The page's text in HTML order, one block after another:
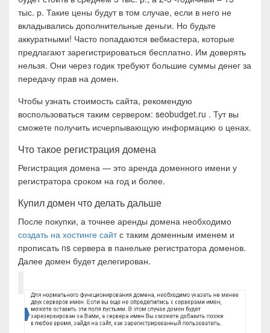
тыс. р. Такие цены будут в том случае, если в него не
вкладывались дополнительные деньги. Но будьте
аккуратными! Часто попадаются вебмастера, которые
предлагают зарегистрироваться бесплатно. Им доверять
нельзя. Они через годик требуют большие суммы денег за
передачу прав на домен.
Чтобы узнать стоимость сайта, рекомендую
воспользоваться таким сервером: seobudget.ru . Тут вы
сможете получить исчерпывающую информацию о ценах.
Что такое регистрация домена
Регистрация домена — это аренда доменного имени у
регистратора сроком на год и более.
Купил домен что делать дальше
После покупки, а точнее аренды домена необходимо
создать на хостинге сайтс таким доменным именем и
прописать ns сервера в панельке регистратора доменов.
Далее домен будет делегирован.